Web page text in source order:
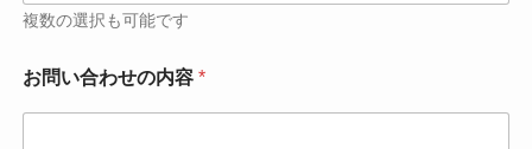
複数の選択も可能です
お問い合わせの内容 *